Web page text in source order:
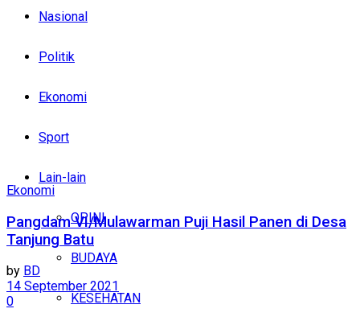
Nasional
Politik
Ekonomi
Sport
Lain-lain
OPINI
BUDAYA
KESEHATAN
Ekonomi
Pangdam VI/Mulawarman Puji Hasil Panen di Desa
Tanjung Batu
by BD
14 September 2021
0